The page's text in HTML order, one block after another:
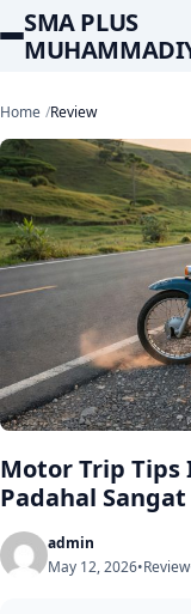
SMA PLUS
Home Review
Motor Trip Tips
Padahal
admin
May 12, 2026•Review